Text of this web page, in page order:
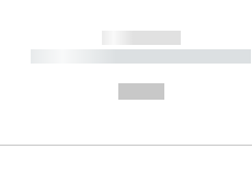
------------
----------- ----------- ----------